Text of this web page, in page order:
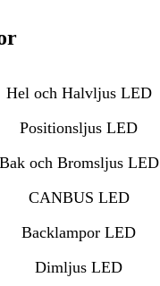
Hel och Halvljus LED
Positionsljus LED
Bak och Bromsljus LED
CANBUS LED
Backlampor LED
Dimljus LED